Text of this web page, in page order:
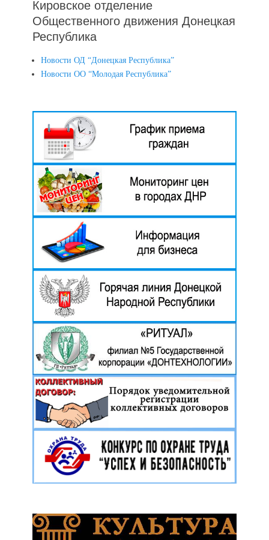
Кировское отделение
Общественного движения Донецкая
Республика
Новости ОД “Донецкая Республика”
Новости ОО “Молодая Республика”